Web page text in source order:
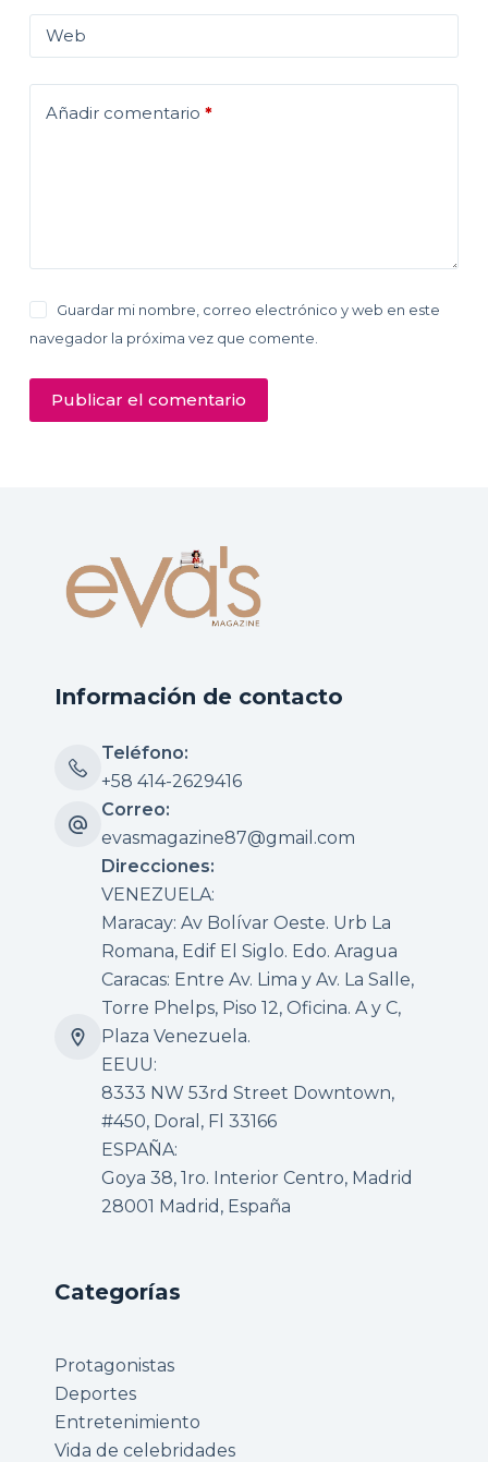
Web
Añadir comentario *
Guardar mi nombre, correo electrónico y web en este
navegador la próxima vez que comente.
Publicar el comentario
Información de contacto
Teléfono:
+58 414-2629416
Correo:
evasmagazine87@gmail.com
Direcciones:
VENEZUELA:
Maracay: Av Bolívar Oeste. Urb La
Romana, Edif El Siglo. Edo. Aragua
Caracas: Entre Av. Lima y Av. La Salle,
Torre Phelps, Piso 12, Oficina. A y C,
Plaza Venezuela.
EEUU:
8333 NW 53rd Street Downtown,
#450, Doral, Fl 33166
ESPAÑA:
Goya 38, 1ro. Interior Centro, Madrid
28001 Madrid, España
Categorías
Protagonistas
Deportes
Entretenimiento
Vida de celebridades